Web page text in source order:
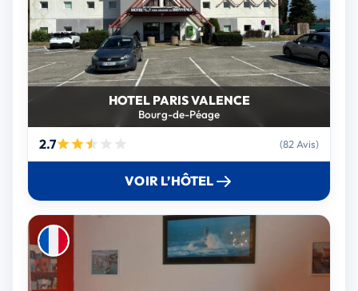
HOTEL PARIS VALENCE
Bourg-de-Péage
2.7 (82 Avis)
VOIR L’HÔTEL